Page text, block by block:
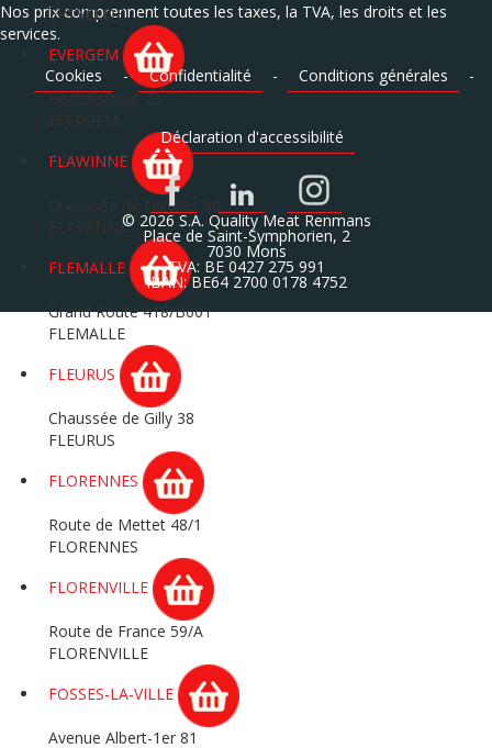
ERTVELDE
EVERGEM
Hofbilkstraat 23
FLAWINNE
Chaussée de Nivelles 80
FLAWINNE
FLEMALLE
Grand Route 418/B001
FLEMALLE
FLEURUS
Chaussée de Gilly 38
FLEURUS
FLORENNES
Route de Mettet 48/1
FLORENNES
FLORENVILLE
Route de France 59/A
FLORENVILLE
FOSSES-LA-VILLE
Avenue Albert-1er 81
Nos prix comprennent toutes les taxes, la TVA, les droits et les
services.
Cookies
- Confidentialité - Conditions générales -
Déclaration d'accessibilité
© 2026 S.A. Quality Meat Renmans
Place de Saint-Symphorien, 2
7030 Mons
TVA: BE 0427 275 991
IBAN: BE64 2700 0178 4752